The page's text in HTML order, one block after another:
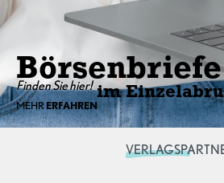
Börsenbriefe
im
Finden Sie hier!
MEHRERFAHREN